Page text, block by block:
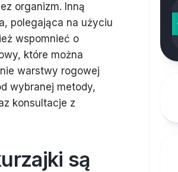
organizm. Inną
polegająca na użyciu
wspomnieć o
które można
warstwy rogowej
wybranej metody,
konsultacje z
są